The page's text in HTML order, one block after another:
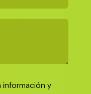
información y